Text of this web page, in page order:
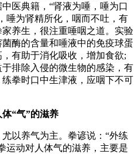
医典籍，“肾液为唾，唾为口
唾为肾精所化，咽而不吐，有
养生，很注重唾咽之道。实验
酶的含量和唾液中的免疫球蛋
有助于消化吸收，增加食欲;
排除入侵的微生物的感染，有
拳时口中生津液，应咽下不可
“气”的滋养
养气为主。拳谚说：“外练
运动对人体气的滋养，主要是